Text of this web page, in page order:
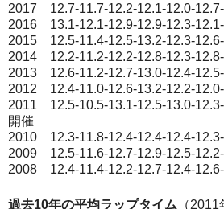
2017 12.7-11.7-12.2-12.1-12.0-
2016 13.1-12.1-12.9-12.9-12.3-
2015 12.5-11.4-12.5-13.2-12.3-
2014 12.2-11.2-12.2-12.8-12.3-
2013 12.6-11.2-12.7-13.0-12.4-
2012 12.4-11.0-12.6-13.2-12.2-
2011 12.5-10.5-13.1-12.5-13.0-
開催
2010 12.3-11.8-12.4-12.4-12.4-
2009 12.5-11.6-12.7-12.9-12.5-
2008 12.4-11.4-12.2-12.7-12.4-
過去10年の平均ラップタイム （2011